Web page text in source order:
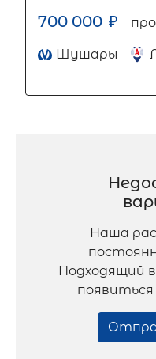
700 000 ₽
Шушары
Наша
Подходящий